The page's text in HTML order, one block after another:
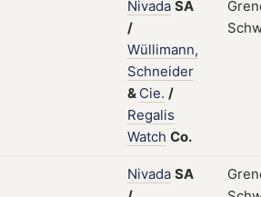
Nivada SA
/
Wüllimann,
Schneider
& Cie. /
Regalis
Watch Co.
Nivada SA